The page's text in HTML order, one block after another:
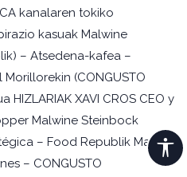
kanalaren tokiko
kasuak Malwine
– Atsedena-kafea –
(CONGUSTO
HIZLARIAK XAVI CROS CEO y
Malwine Steinbock
– Food Republik Manel
– CONGUSTO